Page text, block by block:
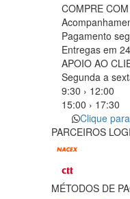
COMPRE
Pagamento
Entregas em
APOIO AO
Segunda a
9:30 › 12:00
15:00 › 17:30
Clique
PARCEIROS
MÉTODOS DE